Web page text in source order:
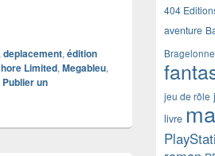
de société Subbuteo 75e
deplacement, édition
Limited, Megableu,
Publier un
404
aventure
Bragelonne
jeu de rôle
livre